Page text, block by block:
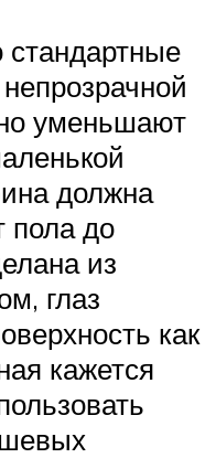
уменьшают
должна
пола до
из
глаз
как
кажется